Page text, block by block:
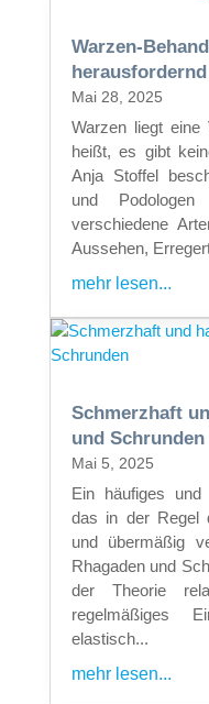
Warzen-
herausfordernd
Mai 28, 2025
Warzen liegt eine
heißt, es gibt
Anja Stoffel
und
verschiedene
Aussehen,
mehr lesen...
Schmerzhaft
und Schrunden
Mai 5, 2025
Ein häufiges und
das in der Regel
und übermäßig
Rhagaden und
der Theorie
regelmäßiges
elastisch...
mehr lesen...